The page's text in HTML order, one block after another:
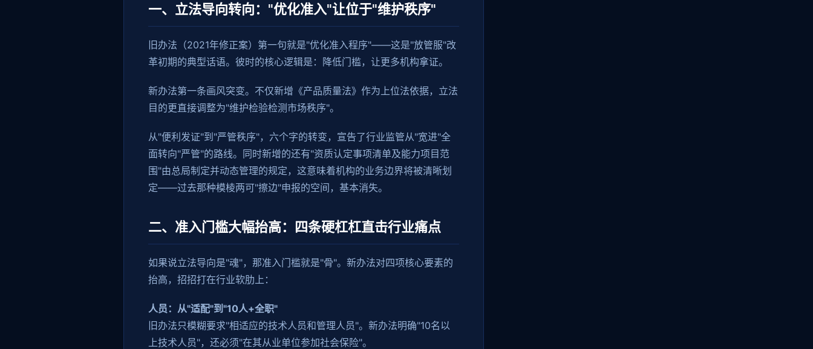
一、立法导向转向："优化准入"让位于"维护秩序"
旧办法（2021年修正案）第一句就是"优化准入程序"——这是"放管服"改
革初期的典型话语。彼时的核心逻辑是：降低门槛，让更多机构拿证。
新办法第一条画风突变。不仅新增《产品质量法》作为上位法依据，立法
目的更直接调整为"维护检验检测市场秩序"。
从"便利发证"到"严管秩序"，六个字的转变，宣告了行业监管从"宽进"全
面转向"严管"的路线。同时新增的还有"资质认定事项清单及能力项目范
围"由总局制定并动态管理的规定，这意味着机构的业务边界将被清晰划
定——过去那种模棱两可"擦边"申报的空间，基本消失。
二、准入门槛大幅抬高：四条硬杠杠直击行业痛点
如果说立法导向是"魂"，那准入门槛就是"骨"。新办法对四项核心要素的
抬高，招招打在行业软肋上：
人员：从"适配"到"10人+全职"
旧办法只模糊要求"相适应的技术人员和管理人员"。新办法明确"10名以
上技术人员"，还必须"在其从业单位参加社会保险"。